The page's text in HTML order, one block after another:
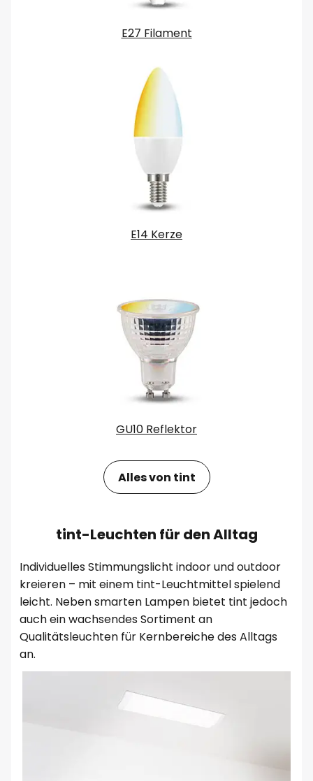
E27 Filament
E14 Kerze
GU10 Reflektor
Alles von tint
tint-Leuchten für den Alltag
Individuelles Stimmungslicht indoor und outdoor
kreieren – mit einem tint-Leuchtmittel spielend
leicht. Neben smarten Lampen bietet tint jedoch
auch ein wachsendes Sortiment an
Qualitätsleuchten für Kernbereiche des Alltags
an.